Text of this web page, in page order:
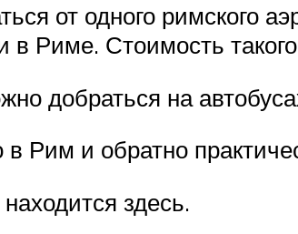
от одного римского
Риме. Стоимость
добраться на
Рим и обратно
здесь.